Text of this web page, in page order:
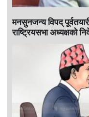
मनसुनजन्य विपद्
राष्ट्रियसभा अध्यक्षको